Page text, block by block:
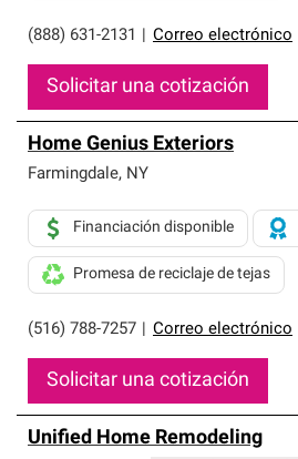
(888) 631-2131 Correo electrónico
Solicitar una cotización
Home Genius Exteriors
Farmingdale, NY
(516) 788-7257 Correo electrónico
Financiación disponible
Promesa de reciclaje de tejas
Solicitar una cotización
Unified Home Remodeling